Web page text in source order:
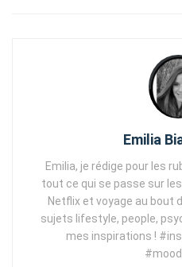
Emilia
Emilia, je rédige pour les
tout ce qui se passe sur
Netflix et voyage au bout
sujets lifestyle, people,
mes inspirations !